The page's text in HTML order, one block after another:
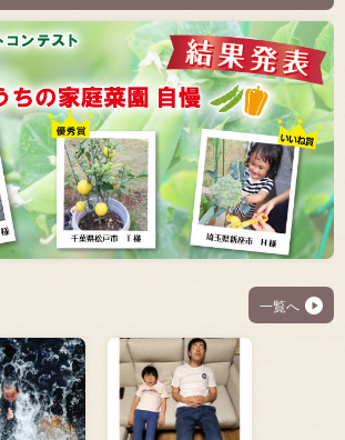
一覧へ